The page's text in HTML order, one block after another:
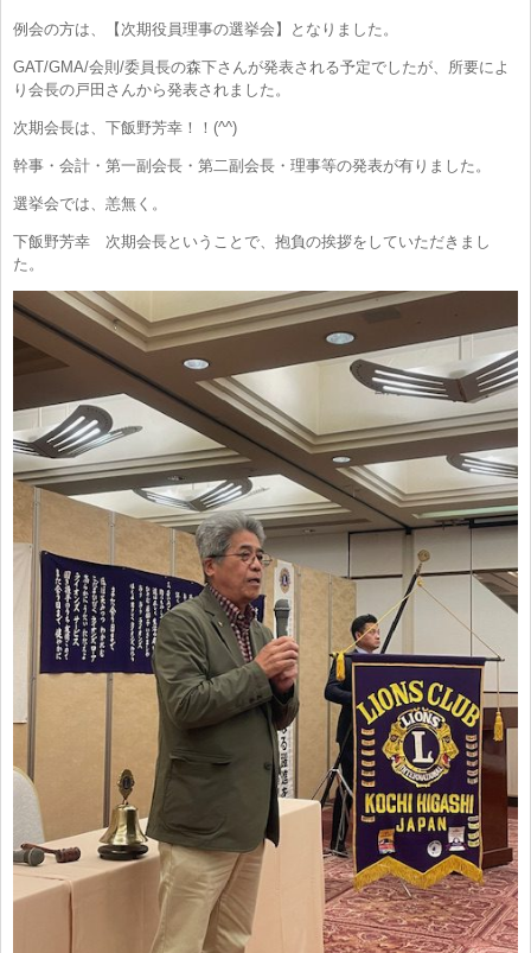
例会の方は、【次期役員理事の選挙会】となりました。
GAT/GMA/会則/委員長の森下さんが発表される予定でしたが、所要によ
り会長の戸田さんから発表されました。
次期会長は、下飯野芳幸！！(^^)
幹事・会計・第一副会長・第二副会長・理事等の発表が有りました。
選挙会では、恙無く。
下飯野芳幸 次期会長ということで、抱負の挨拶をしていただきまし
た。